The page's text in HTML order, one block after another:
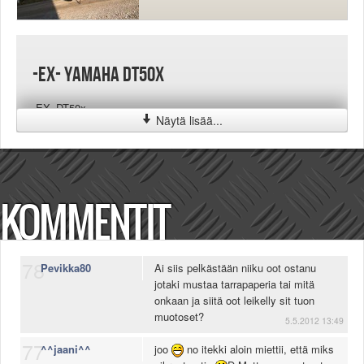
Näytä lisää...
-EX- Yamaha DT50x
-EX- DT50x
KOMMENTIT
78Pevikka80
Ai siis pelkästään niiku oot ostanu
jotaki mustaa tarrapaperia tai mitä
onkaan ja siitä oot leikelly sit tuon
muotoset?
5.5.2012 13:49
77^^jaani^^ joo
no itekki aloin miettii, että miks